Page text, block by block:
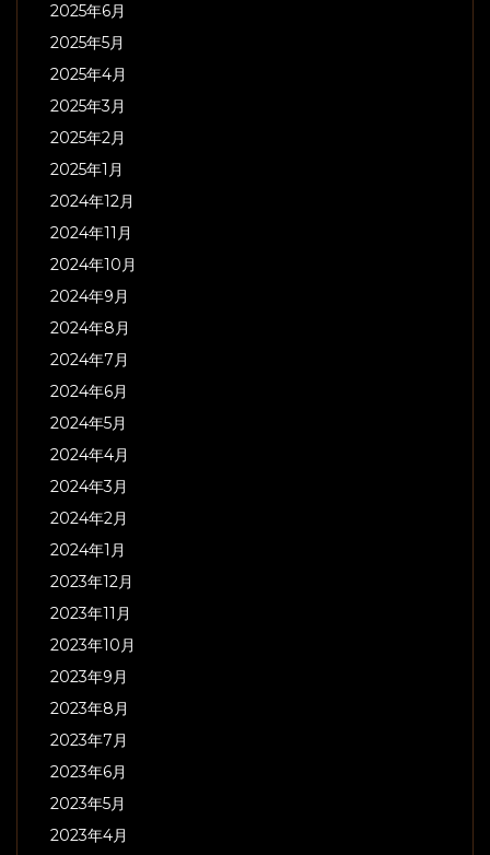
2025年6月
2025年5月
2025年4月
2025年3月
2025年2月
2025年1月
2024年12月
2024年11月
2024年10月
2024年9月
2024年8月
2024年7月
2024年6月
2024年5月
2024年4月
2024年3月
2024年2月
2024年1月
2023年12月
2023年11月
2023年10月
2023年9月
2023年8月
2023年7月
2023年6月
2023年5月
2023年4月